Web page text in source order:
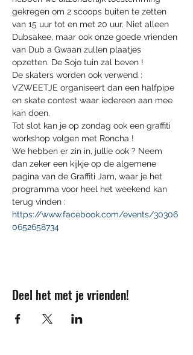
gekregen om 2 scoops buiten te zetten
van 15 uur tot en met 20 uur. Niet alleen
Dubsakee, maar ook onze goede vrienden
van Dub a Gwaan zullen plaatjes
opzetten. De Sojo tuin zal beven !
De skaters worden ook verwend :
VZWEETJE organiseert dan een halfpipe
en skate contest waar iedereen aan mee
kan doen.
Tot slot kan je op zondag ook een graffiti
workshop volgen met Roncha !
We hebben er zin in, jullie ook ? Neem
dan zeker een kijkje op de algemene
pagina van de Graffiti Jam, waar je het
programma voor heel het weekend kan
terug vinden :
https://www.facebook.com/events/30306
0652658734
Deel het met je vrienden!